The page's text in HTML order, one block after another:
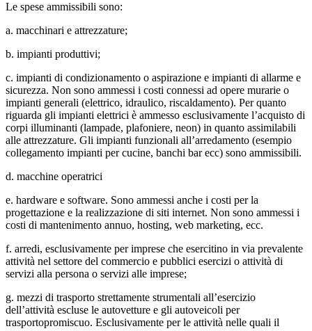
Le spese ammissibili sono:
a. macchinari e attrezzature;
b. impianti produttivi;
c. impianti di condizionamento o aspirazione e impianti di allarme e
sicurezza. Non sono ammessi i costi connessi ad opere murarie o
impianti generali (elettrico, idraulico, riscaldamento). Per quanto
riguarda gli impianti elettrici è ammesso esclusivamente l’acquisto di
corpi illuminanti (lampade, plafoniere, neon) in quanto assimilabili
alle attrezzature. Gli impianti funzionali all’arredamento (esempio
collegamento impianti per cucine, banchi bar ecc) sono ammissibili.
d. macchine operatrici
e. hardware e software. Sono ammessi anche i costi per la
progettazione e la realizzazione di siti internet. Non sono ammessi i
costi di mantenimento annuo, hosting, web marketing, ecc.
f. arredi, esclusivamente per imprese che esercitino in via prevalente
attività nel settore del commercio e pubblici esercizi o attività di
servizi alla persona o servizi alle imprese;
g. mezzi di trasporto strettamente strumentali all’esercizio
dell’attività escluse le autovetture e gli autoveicoli per
trasportopromiscuo. Esclusivamente per le attività nelle quali il